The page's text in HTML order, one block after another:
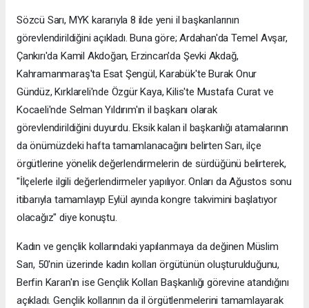
Sözcü Sarı, MYK kararıyla 8 ilde yeni il başkanlarının
görevlendirildiğini açıkladı. Buna göre; Ardahan'da Temel Avşar,
Çankırı'da Kamil Akdoğan, Erzincan'da Şevki Akdağ,
Kahramanmaraş'ta Esat Şengül, Karabük'te Burak Onur
Gündüz, Kırklareli'nde Özgür Kaya, Kilis'te Mustafa Curat ve
Kocaeli'nde Selman Yıldırım'ın il başkanı olarak
görevlendirildiğini duyurdu. Eksik kalan il başkanlığı atamalarının
da önümüzdeki hafta tamamlanacağını belirten Sarı, ilçe
örgütlerine yönelik değerlendirmelerin de sürdüğünü belirterek,
"İlçelerle ilgili değerlendirmeler yapılıyor. Onları da Ağustos sonu
itibarıyla tamamlayıp Eylül ayında kongre takvimini başlatıyor
olacağız" diye konuştu.
Kadın ve gençlik kollarındaki yapılanmaya da değinen Müslim
Sarı, 50'nin üzerinde kadın kolları örgütünün oluşturulduğunu,
Berfin Karan'ın ise Gençlik Kolları Başkanlığı görevine atandığını
açıkladı. Gençlik kollarının da il örgütlenmelerini tamamlayarak